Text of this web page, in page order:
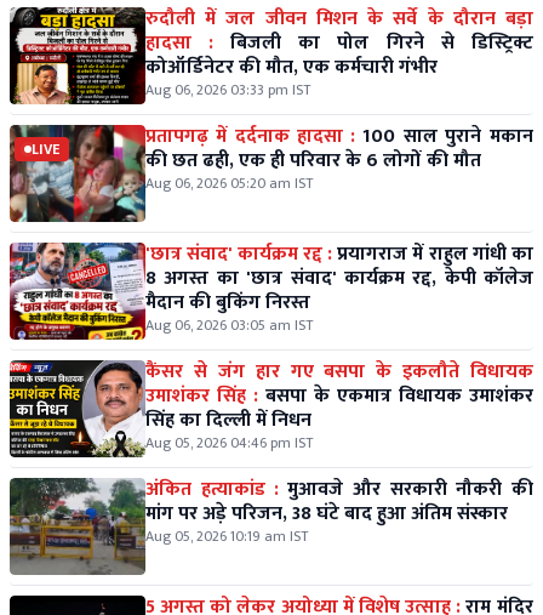
रुदौली में जल जीवन मिशन के सर्वे के दौरान बड़ा
हादसा : बिजली का पोल गिरने से डिस्ट्रिक्ट
कोऑर्डिनेटर की मौत, एक कर्मचारी गंभीर
Aug 06, 2026 03:33 pm IST
LIVE प्रतापगढ़ में दर्दनाक हादसा : 100 साल पुराने मकान
की छत ढही, एक ही परिवार के 6 लोगों की मौत
Aug 06, 2026 05:20 am IST
'छात्र संवाद' कार्यक्रम रद्द :प्रयागराज में राहुल गांधी का
8 अगस्त का 'छात्र संवाद' कार्यक्रम रद्द, केपी कॉलेज
मैदान की बुकिंग निरस्त
Aug 06, 2026 03:05 am IST
कैंसर से जंग हार गए बसपा के इकलौते विधायक
उमाशंकर सिंह : बसपा के एकमात्र विधायक उमाशंकर
सिंह का दिल्ली में निधन
Aug 05, 2026 04:46 pm IST
अंकित हत्याकांड : मुआवजे और सरकारी नौकरी की
मांग पर अड़े परिजन, 38 घंटे बाद हुआ अंतिम संस्कार
Aug 05, 2026 10:19 am IST
5 अगस्त को लेकर अयोध्या में विशेष उत्साह :राम मंदिर